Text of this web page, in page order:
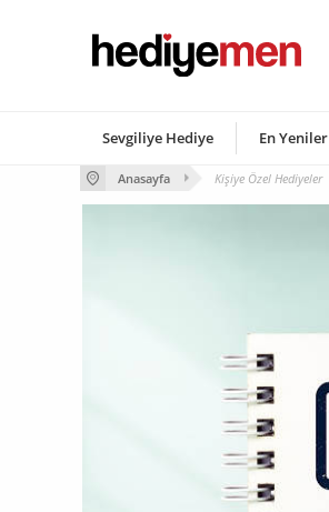
Sevgiliye Hediye En Yeniler
Anasayfa Kişiye Özel Hediyeler